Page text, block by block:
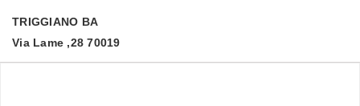
TRIGGIANO BA
Via Lame ,28 70019